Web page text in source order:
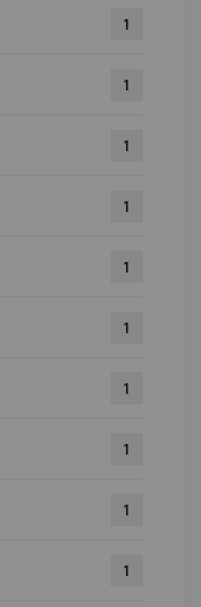
1
1
1
1
1
1
1
1
1
1